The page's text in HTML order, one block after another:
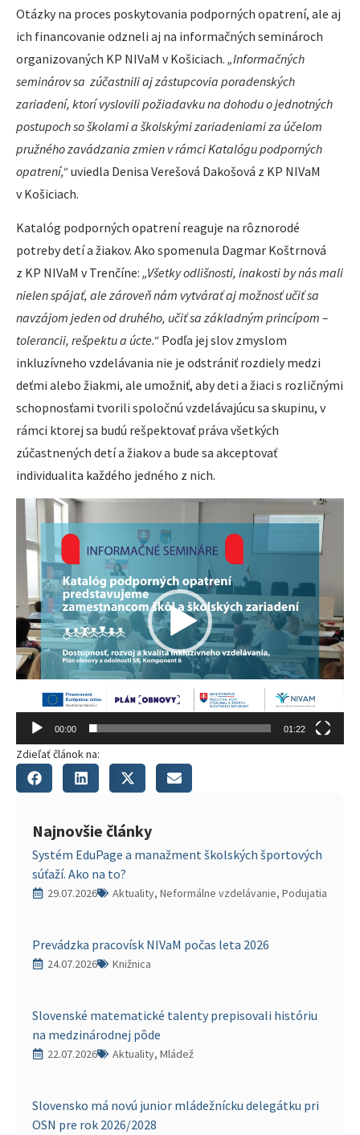
Otázky na proces poskytovania podporných opatrení, ale aj
ich financovanie odzneli aj na informačných seminároch
organizovaných KP NIVaM v Košiciach. „Informačných
seminárov sa zúčastnili aj zástupcovia poradenských
zariadení, ktorí vyslovili požiadavku na dohodu o jednotných
postupoch so školami a školskými zariadeniami za účelom
pružného zavádzania zmien v rámci Katalógu podporných
opatrení,“uviedla Denisa Verešová Dakošová z KP NIVaM
v Košiciach.
Katalóg podporných opatrení reaguje na rôznorodé
potreby detí a žiakov. Ako spomenula Dagmar Koštrnová
z KP NIVaM v Trenčíne: „Všetky odlišnosti, inakosti by nás mali
nielen spájať, ale zároveň nám vytvárať aj možnosť učiť sa
navzájom jeden od druhého, učiť sa základným princípom –
tolerancii, rešpektu a úcte.“ Podľa jej slov zmyslom
inkluzívneho vzdelávania nie je odstrániť rozdiely medzi
deťmi alebo žiakmi, ale umožniť, aby deti a žiaci s rozličnými
schopnosťami tvorili spoločnú vzdelávajúcu sa skupinu, v
rámci ktorej sa budú rešpektovať práva všetkých
zúčastnených detí a žiakov a bude sa akceptovať
individualita každého jedného z nich.
Video
prehrávač
00:00 01:22
Zdieľať článok na:
Najnovšie články
Systém EduPage a manažment školských športových
súťaží. Ako na to?
29.07.2026 Aktuality, Neformálne vzdelávanie, Podujatia
Prevádzka pracovísk NIVaM počas leta 2026
24.07.2026 Knižnica
Slovenské matematické talenty prepisovali históriu
na medzinárodnej pôde
22.07.2026 Aktuality, Mládež
Slovensko má novú junior mládežnícku delegátku pri
OSN pre rok 2026/2028